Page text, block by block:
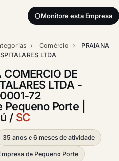
Monitore esta Empresa
› Comércio ›
PRAIANA
LTDA
DE
LTDA -
72
Porte |
/ SC
35 anos e 6 meses de atividade
de Pequeno Porte